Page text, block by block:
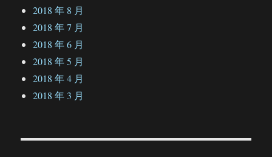
2018 年 8 月
2018 年 7 月
2018 年 6 月
2018 年 5 月
2018 年 4 月
2018 年 3 月